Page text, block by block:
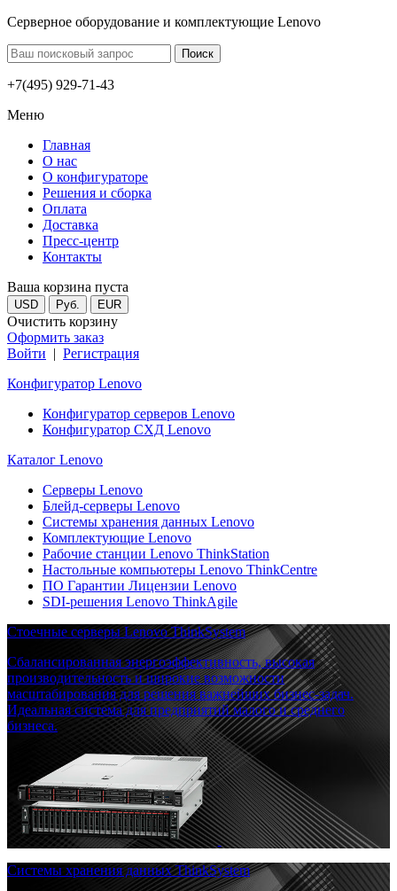
Серверное оборудование и комплектующие Lenovo
+7(495) 929-71-43
Меню
Главная
О нас
О конфигураторе
Решения и сборка
Оплата
Доставка
Пресс-центр
Контакты
Ваша корзина пуста
USD Руб. EUR
Очистить корзину
Оформить заказ
Войти | Регистрация
Конфигуратор Lenovo
Конфигуратор серверов Lenovo
Конфигуратор СХД Lenovo
Каталог Lenovo
Серверы Lenovo
Блейд-серверы Lenovo
Системы хранения данных Lenovo
Комплектующие Lenovo
Рабочие станции Lenovo ThinkStation
Настольные компьютеры Lenovo ThinkCentre
ПО Гарантии Лицензии Lenovo
SDI-решения Lenovo ThinkAgile
Стоечные серверы Lenovo ThinkSystem
Сбалансированная энергоэффективность, высокая
производительность и широкие возможности
масштабирования для решения важнейших бизнес-задач.
Идеальная система для предприятий малого и среднего
бизнеса.
Системы хранения данных ThinkSystem